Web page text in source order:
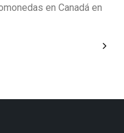
en Canadá en